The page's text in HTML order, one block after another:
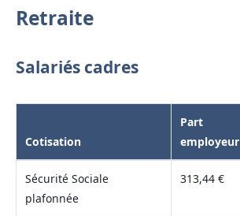
Retraite
Salariés cadres
Cotisation
Part
employeur
Sécurité Sociale
plafonnée
313,44 €